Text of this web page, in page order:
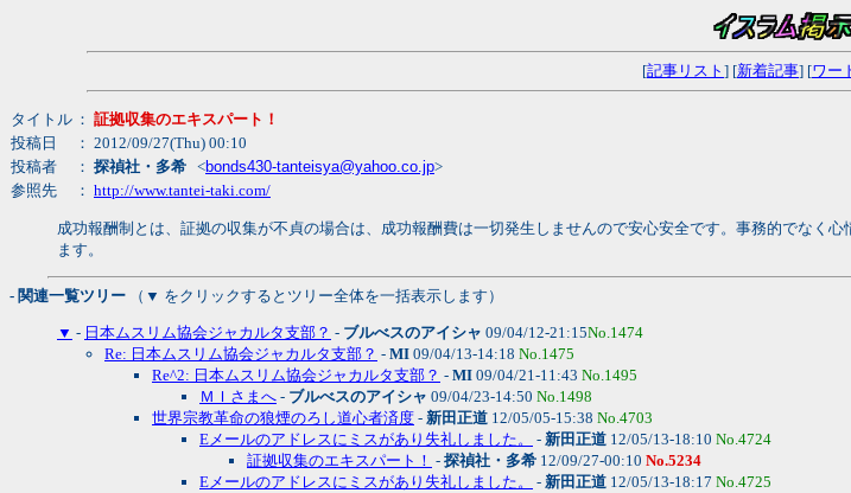
[記事リスト ] [新着記事] [ワー
タイトル ： 証拠収集のエキスパート！
投稿日
： 2012/09/27(Thu) 00:10
投稿者
： 探禎社・多希 <bonds430-tanteisya@yahoo.co.jp>
参照先
： http://www.tantei-taki.com/
成功報酬制とは、証拠の収集が不貞の場合は、成功報酬費は一切発生しませんので安心安全です。事務的でなく
ます。
- 関連一覧ツリー （▼ をクリックするとツリー全体を一括表示します）
▼ - 日本ムスリム協会ジャカルタ支部？ - ブルべスのアイシャ 09/04/12-21:15No.1474
Re: 日本ムスリム協会ジャカルタ支部？ - MI 09/04/13-14:18 No.1475
Re^2: 日本ムスリム協会ジャカルタ支部？ - MI 09/04/21-11:43 No.1495
ＭＩさまへ - ブルべスのアイシャ 09/04/23-14:50 No.1498
世界宗教革命の狼煙のろし道心者済度 - 新田正道 12/05/05-15:38 No.4703
Eメールのアドレスにミスがあり失礼しました。
- 新田正道 12/05/13-18:10 No.4724
証拠収集のエキスパート！ - 探禎社・多希 12/09/27-00:10 No.5234
Eメールのアドレスにミスがあり失礼しました。
- 新田正道 12/05/13-18:17 No.4725